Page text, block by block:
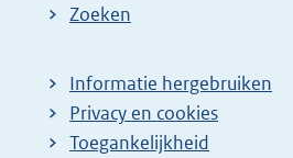
Zoeken
Informatie hergebruiken
Privacy en cookies
Toegankelijkheid